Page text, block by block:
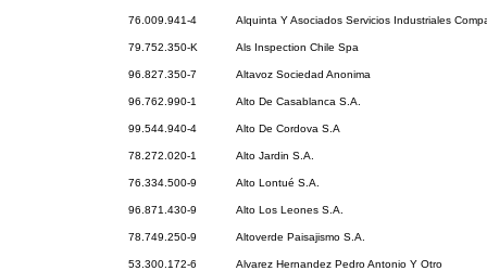
76.009.941-4 Alquinta Y Asociados Servicios Industriales
79.752.350-K Als Inspection Chile Spa
96.827.350-7 Altavoz Sociedad Anonima
96.762.990-1 Alto De Casablanca S.A.
99.544.940-4 Alto De Cordova S.A
78.272.020-1 Alto Jardin S.A.
76.334.500-9 Alto Lontué S.A.
96.871.430-9 Alto Los Leones S.A.
78.749.250-9 Altoverde Paisajismo S.A.
53.300.172-6 Alvarez Hernandez Pedro Antonio Y Otro